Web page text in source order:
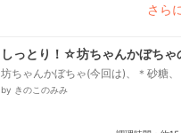
さら
しっとり！☆坊ちゃんかぼちゃ
坊ちゃんかぼちゃ(今回は)、＊砂糖
塩
by きのこのみみ